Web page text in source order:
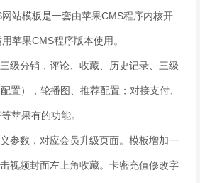
站模板是一套由苹果CMS程序内核开
苹果CMS程序版本使用。
级分销，评论、收藏、历史记录、三级
置），轮播图、推荐配置；对接支付、
苹果有的功能。
参数，对应会员升级页面。模板增加一
视频封面左上角收藏。卡密充值修改字